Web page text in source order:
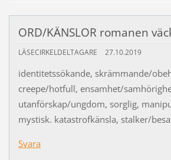
ORD/KÄNSLOR romanen
LÄSECIRKELDELTAGARE 27.10.2019
identitetssökande, skrämmande/
creepe/hotfull, ensamhet/
utanförskap/ungdom, sorglig,
mystisk. katastrofkänsla, stalker/
Svara